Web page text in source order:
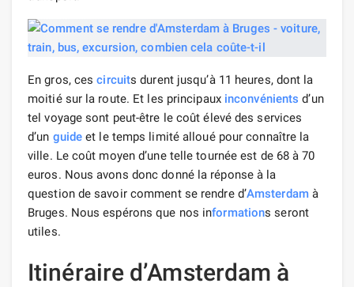
En gros, cescircuits durent jusqu’à 11 heures, dont la
moitié sur la route. Et les principaux inconvénients d’un
tel voyage sont peut-être le coût élevé des services
d’un guide et le temps limité alloué pour connaître la
ville. Le coût moyen d’une telle tournée est de 68 à 70
euros. Nous avons donc donné la réponse à la
question de savoir comment se rendre d’Amsterdamà
Bruges. Nous espérons que nos informations seront
utiles.
Itinéraire d’Amsterdam à